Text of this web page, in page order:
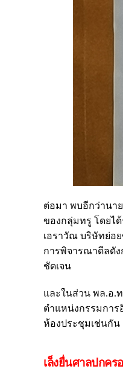
ต่อมา พบอีกว่านา
ของกลุ่มทรู โดยไ
เอราวัณ บริษัทย่อ
การพิจารณาดีลดัง
ชัดเจน
และในส่วน พล.อ.
ตำแหน่งกรรมกา
ห้องประชุมเช่นกัน
เล็งยื่นศาลปกค